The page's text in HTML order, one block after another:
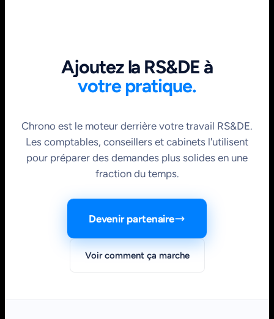
Ajoutez la RS&DE à
votre pratique.
Chrono est le moteur derrière votre travail RS&DE.
Les comptables, conseillers et cabinets l'utilisent
pour préparer des demandes plus solides en une
fraction du temps.
Devenir partenaire
Voir comment ça marche